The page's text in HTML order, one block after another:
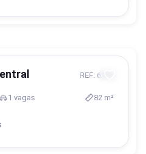
REF: 6109
1 vagas 82 m²